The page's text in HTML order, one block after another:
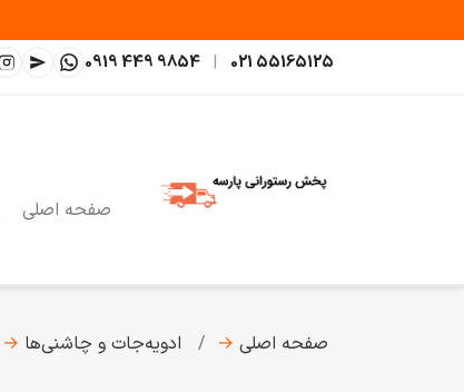
021 55165125
|
0919 449 9854
صفحه اصلی
صفحه اصلی → ادویه‌جات و چاشنی‌ها →